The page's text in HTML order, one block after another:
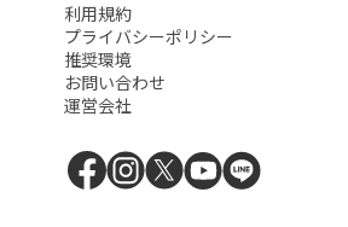
利用規約
プライバシーポリシー
推奨環境
お問い合わせ
運営会社